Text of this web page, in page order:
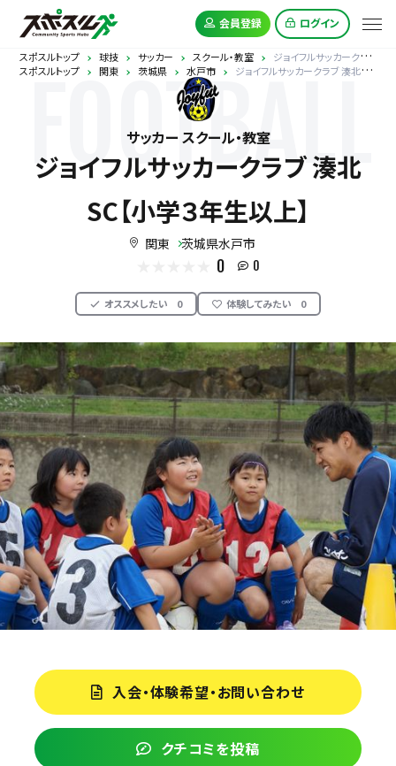
会員登録 ログイン
スポスルトップ 球技 サッカー スクール・教室
ジョイフルサッカークラブ 湊北SC【小学３年生以上】
スポスルトップ
関東 茨城県 水戸市 ジョイフルサッカークラブ 湊北SC【小学３年生以上】
FOOTBALL
サッカー スクール・教室
ジョイフルサッカークラブ 湊北
SC【小学３年生以上】
関東 茨城県水戸市
0 0
オススメしたい 0 体験してみたい 0
入会・体験希望・お問い合わせ
クチコミを投稿